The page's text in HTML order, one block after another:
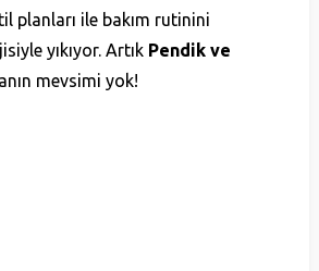
planları ile bakım rutinini
yıkıyor. Artık Pendik ve
mevsimi yok!